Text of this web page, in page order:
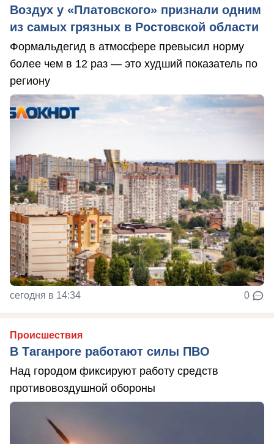
Воздух у «Платовского» признали одним
из самых грязных в Ростовской области
Формальдегид в атмосфере превысил норму
более чем в 12 раз — это худший показатель по
региону
сегодня в 14:34 0
Происшествия
В Таганроге работают силы ПВО
Над городом фиксируют работу средств
противовоздушной обороны